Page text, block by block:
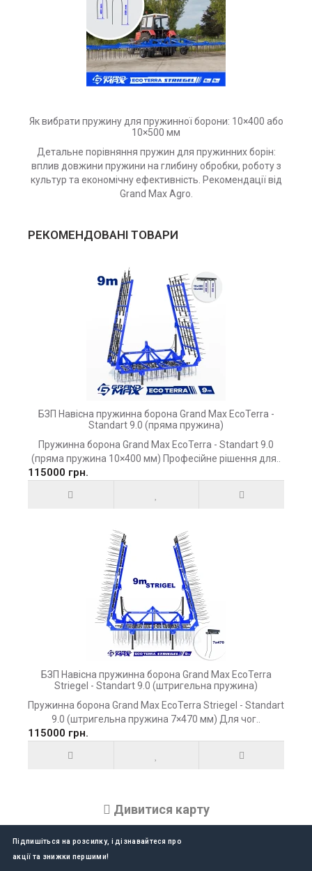
Як вибрати пружину для пружинної борони: 10×400 або
10×500 мм
Детальне порівняння пружин для пружинних борін:
вплив довжини пружини на глибину обробки, роботу з
культур та економічну ефективність. Рекомендації від
Grand Max Agro.
РЕКОМЕНДОВАНІ ТОВАРИ
БЗП Навісна пружинна борона Grand Max EcoTerra -
Standart 9.0 (пряма пружина)
Пружинна борона Grand Max EcoTerra - Standart 9.0
(пряма пружина 10×400 мм) Професійне рішення для..
115000 грн.
БЗП Навісна пружинна борона Grand Max EcoTerra
Striegel - Standart 9.0 (штригельна пружина)
Пружинна борона Grand Max EcoTerra Striegel - Standart
9.0 (штригельна пружина 7×470 мм) Для чог..
115000 грн.
Дивитися карту
Підпишіться на розсилку, і дізнавайтеся про
акції та знижки першими!